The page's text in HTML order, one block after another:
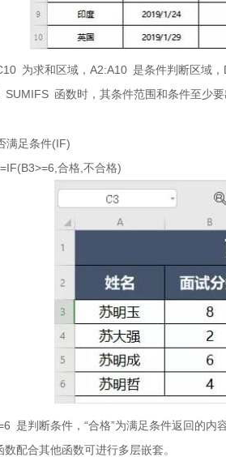
为求和区域，A2:A10 是条件判断区域，
函数时，其条件范围和条件至少要
足条件(IF)
合格,不合格)
判断条件，“合格”为满足条件返回的内容
合其他函数可进行多层嵌套。